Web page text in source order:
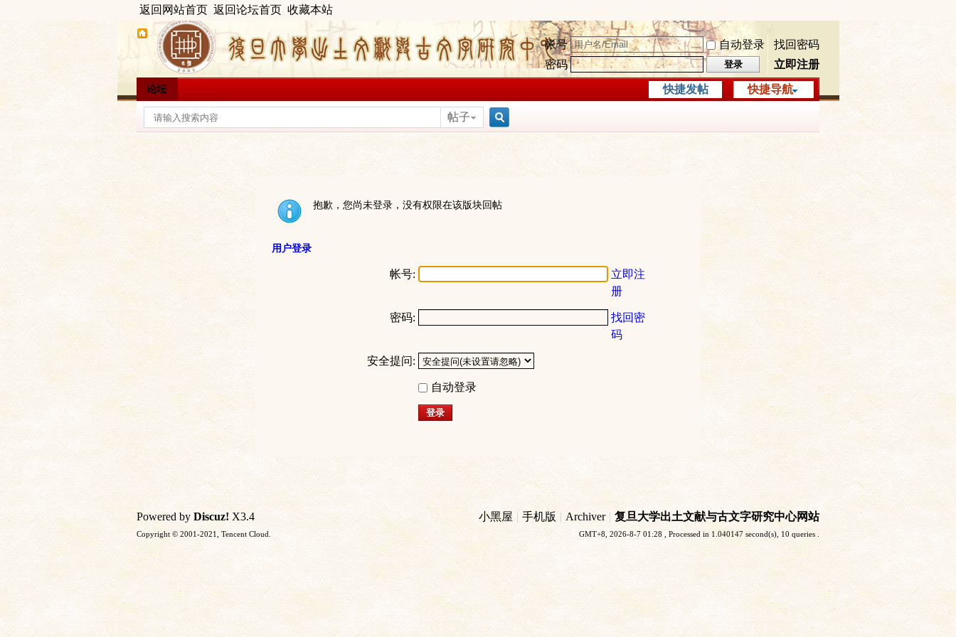
返回网站首页 返回论坛首页 收藏本站
帐号 自动登录
找回密码
密码
登录 立即注册
快捷导航
论坛 快捷发帖
帖子
索
抱歉，您尚未登录，没有权限在该版块回帖
用户登录
帐号:
立即注
册
密码:
找回密
码
安全提问:
自动登录
登录
小黑屋 | 手机版 | Archiver | 复旦大学出土文献与古文字研究中心网站
GMT+8, 2026-8-7 01:28 , Processed in 1.040147 second(s), 10 queries .
Powered by Discuz! X3.4
Copyright © 2001-2021, Tencent Cloud.